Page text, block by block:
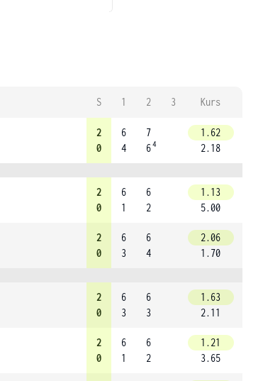
S 1 2 3 Kurs
2
0
6
4
7
64
1.62
2.18
2
0
6
1
6
2
1.13
5.00
2
0
6
3
6
4
2.06
1.70
2
0
6
3
6
3
1.63
2.11
2
0
6
1
6
2
1.21
3.65